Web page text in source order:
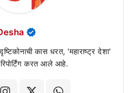
कास धरत, 'महाराष्ट्र देशा'
करत आले आहे.